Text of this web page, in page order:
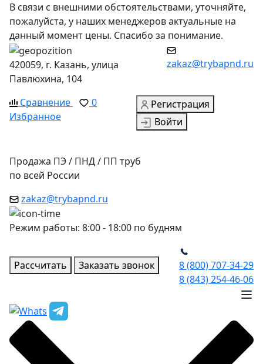
В связи с внешними обстоятельствами, уточняйте,
пожалуйста, у наших менеджеров актуальные на
данный момент цены. Спасибо за понимание.
420059, г. Казань, улица
Павлюхина, 104
zakaz@trybapnd.ru
Сравнение
0
Избранное
Регистрация
Войти
Продажа ПЭ / ПНД / ПП труб
по всей России
zakaz@trybapnd.ru
Режим работы: 8:00 - 18:00 по будням
Рассчитать Заказать звонок
8 (800) 707-34-29
8 (843) 254-46-06